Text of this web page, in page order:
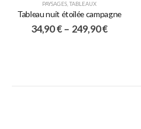
PAYSAGES,TABLEAUX
Tableau nuit étoilée campagne
34,90€ – 249,90€